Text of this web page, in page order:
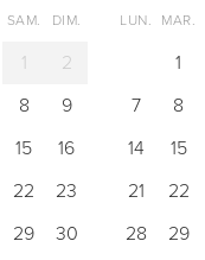
SAM. DIM.
1
2
8
9
15
16
22
23
29
30
LUN. MAR.
1
7
8
14
15
21
22
28
29